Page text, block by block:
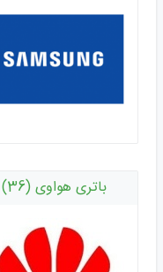
باتری هواوی (36)